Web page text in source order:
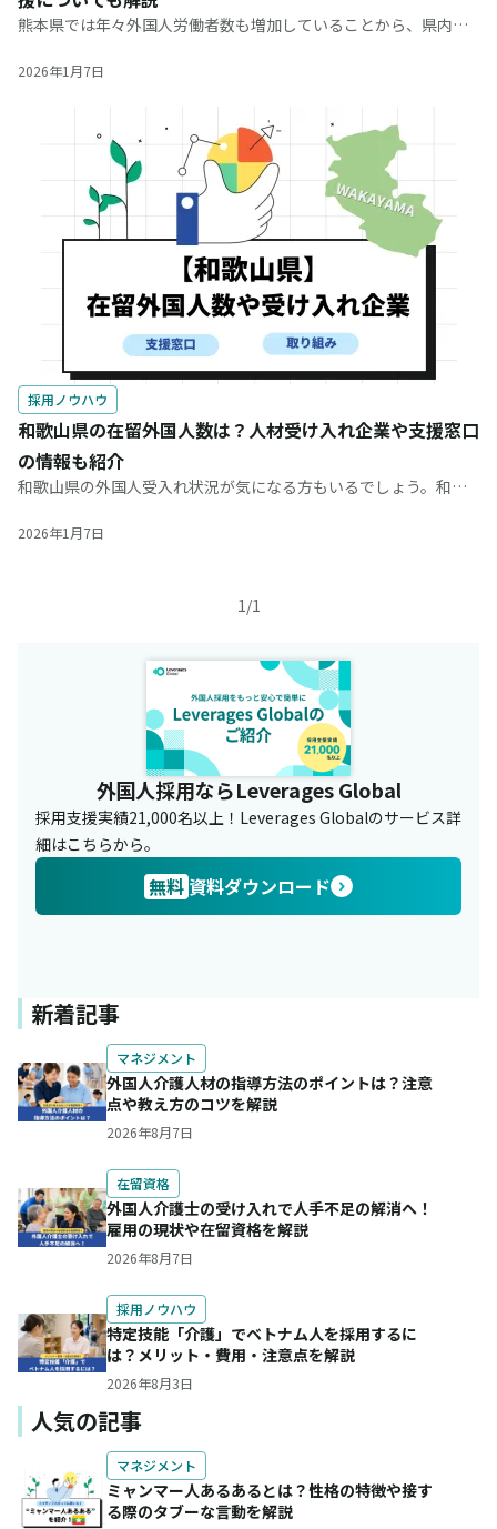
熊本県では年々外国人労働者数も増加していることから、県内企
うか。まずは県内にどのような国籍や在留資格をもつ方々がいる
2026年1月7日
採用ノウハウ
和歌山県の在留外国人数は？人材受け入れ企業や支援窓口
の情報も紹介
和歌山県の外国人受入れ状況が気になる方もいるでしょう。和歌
最高を更新しています。また受け入れ企業（事業所数）も前年比
2026年1月7日
1/1
外国人採用ならLeverages Global
採用支援実績21,000名以上！Leverages Globalのサービス詳
細はこちらから。
無料資料ダウンロード
新着記事
マネジメント
外国人介護人材の指導方法のポイントは？注意
点や教え方のコツを解説
2026年8月7日
在留資格
外国人介護士の受け入れで人手不足の解消へ！
雇用の現状や在留資格を解説
2026年8月7日
採用ノウハウ
特定技能「介護」でベトナム人を採用するに
は？メリット・費用・注意点を解説
2026年8月3日
人気の記事
マネジメント
ミャンマー人あるあるとは？性格の特徴や接す
る際のタブーな言動を解説